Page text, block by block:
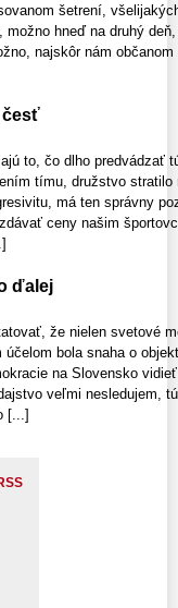
šetrení,
možno hneď na druhý
najskôr nám
česť
to, čo dlho predvádzať
tímu, družstvo
má ten správny
ceny našim
ďalej
že nielen svetové
účelom bola snaha o
na Slovensko
veľmi nesledujem,
[...]